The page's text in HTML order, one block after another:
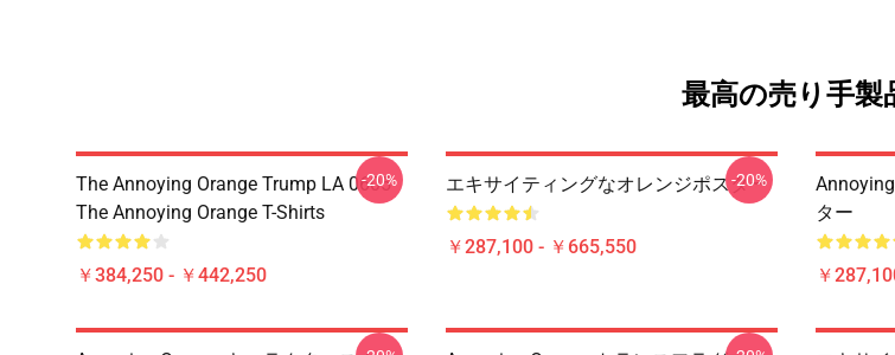
最高の売り手製
The Annoying Orange Trump LA 0605
The Annoying Orange T-Shirts
￥384,250 - ￥442,250
-20% エキサイティングなオレンジポスター
￥287,100 - ￥665,550
-20%
ター
￥